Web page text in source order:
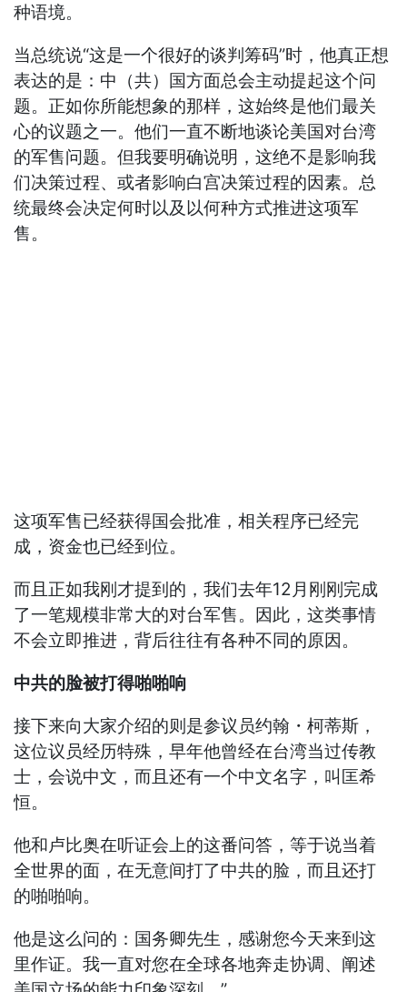
种语境。
当总统说“这是一个很好的谈判筹码”时，他真正想
表达的是：中（共）国方面总会主动提起这个问
题。正如你所能想象的那样，这始终是他们最关
心的议题之一。他们一直不断地谈论美国对台湾
的军售问题。但我要明确说明，这绝不是影响我
们决策过程、或者影响白宫决策过程的因素。总
统最终会决定何时以及以何种方式推进这项军
售。
这项军售已经获得国会批准，相关程序已经完
成，资金也已经到位。
而且正如我刚才提到的，我们去年12月刚刚完成
了一笔规模非常大的对台军售。因此，这类事情
不会立即推进，背后往往有各种不同的原因。
中共的脸被打得啪啪响
接下来向大家介绍的则是参议员约翰・柯蒂斯，
这位议员经历特殊，早年他曾经在台湾当过传教
士，会说中文，而且还有一个中文名字，叫匡希
恒。
他和卢比奥在听证会上的这番问答，等于说当着
全世界的面，在无意间打了中共的脸，而且还打
的啪啪响。
他是这么问的：国务卿先生，感谢您今天来到这
里作证。我一直对您在全球各地奔走协调、阐述